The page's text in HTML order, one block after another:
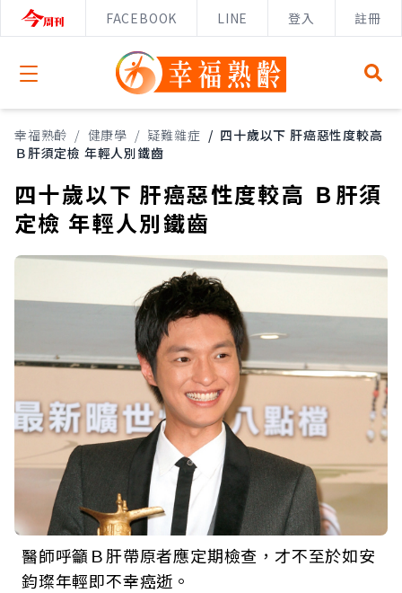
FACEBOOK LINE 登入 註冊
Open menu
幸福熟齡 / 健康學 / 疑難雜症 / 四十歲以下 肝癌惡性度較高
Ｂ肝須定檢 年輕人別鐵齒
四十歲以下 肝癌惡性度較高 Ｂ肝須
定檢 年輕人別鐵齒
醫師呼籲Ｂ肝帶原者應定期檢查，才不至於如安
鈞璨年輕即不幸癌逝。